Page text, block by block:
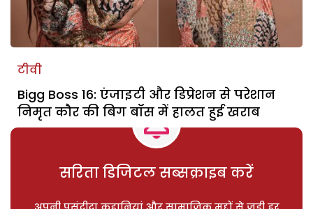
टीवी
Bigg Boss 16: एंजाइटी और डिप्रेशन से परेशान
निमृत कौर की बिग बॉस में हालत हुई खराब
सरिता डिजिटल सब्सक्राइब करें